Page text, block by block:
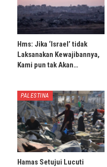
Hms: Jika ‘Israel’ tidak
Laksanakan Kewajibannya,
Kami pun tak Akan…
PALESTINA
Hamas Setujui Lucuti